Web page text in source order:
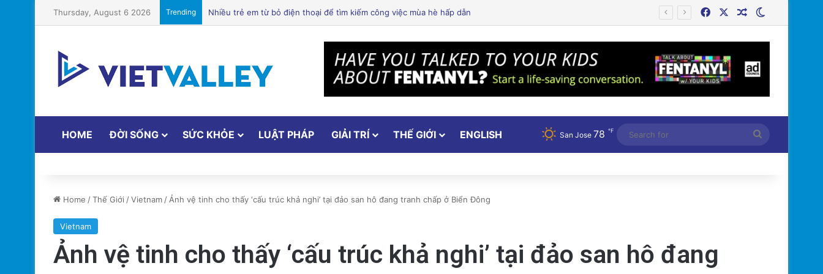
Thursday, August 6 2026 Trending Chuyên Gia Dinh Dưỡng: Hỗ Trợ Bạn Ăn Uống Lành Mạnh, Thay Đổi Lối Sống và Quản Lý Bệnh Tật FacebookRandom Article
HOME ĐỜI SỐNG SỨC KHỎE LUẬT PHÁP GIẢI TRÍ THẾ GIỚI ENGLISH San Jose 78 ℉
for
Home /Thế Giới /Vietnam/Ảnh vệ tinh cho thấy ‘cấu trúc khả nghi’ tại đảo san hô đang tranh chấp ở Biển Đông
Vietnam
Ảnh vệ tinh cho thấy ‘cấu trúc khả nghi’ tại đảo san hô đang